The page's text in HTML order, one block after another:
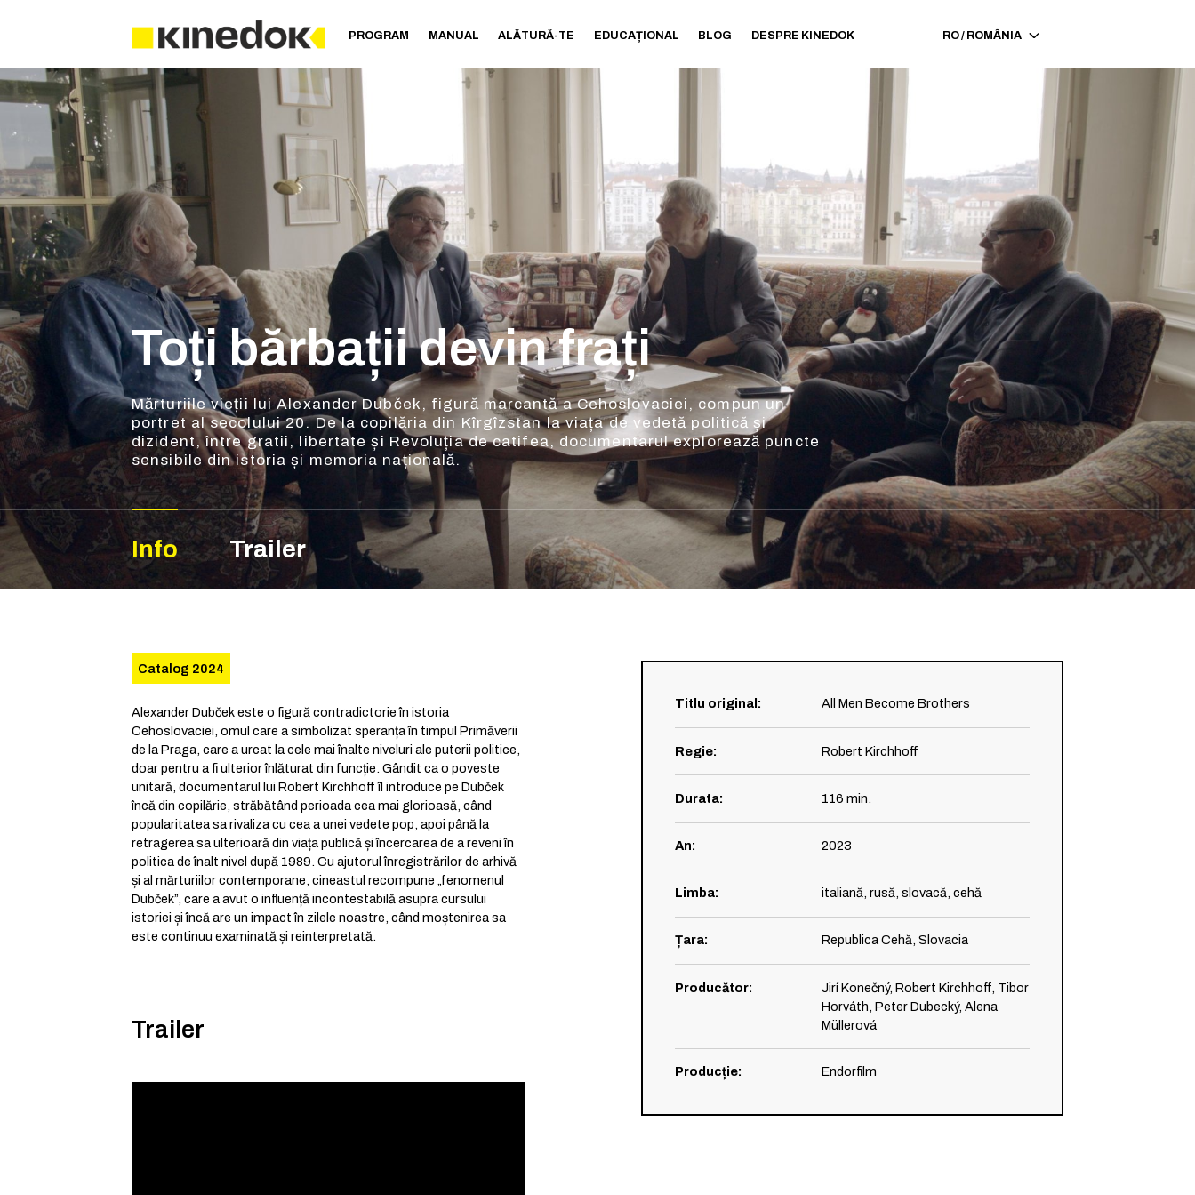
PROGRAM MANUAL ALĂTURĂ-TE EDUCAȚIONAL BLOG DESPRE KINEDOK RO/ ROMÂNIA
Toți bărbații devin frați
Mărturiile vieții lui Alexander Dubček, figură marcantă a Cehoslovaciei, compun un
portret al secolului 20. De la copilăria din Kîrgîzstan la viața de vedetă politică și
dizident, între gratii, libertate și Revoluția de catifea, documentarul explorează puncte
sensibile din istoria și memoria națională.
Info Trailer
Catalog 2024
Alexander Dubček este o figură contradictorie în istoria
Cehoslovaciei, omul care a simbolizat speranța în timpul Primăverii
de la Praga, care a urcat la cele mai înalte niveluri ale puterii politice,
doar pentru a fi ulterior înlăturat din funcție. Gândit ca o poveste
unitară, documentarul lui Robert Kirchhoff îl introduce pe Dubček
încă din copilărie, străbătând perioada cea mai glorioasă, când
popularitatea sa rivaliza cu cea a unei vedete pop, apoi până la
retragerea sa ulterioară din viața publică și încercarea de a reveni în
politica de înalt nivel după 1989. Cu ajutorul înregistrărilor de arhivă
și al mărturiilor contemporane, cineastul recompune „fenomenul
Dubček”, care a avut o influență incontestabilă asupra cursului
istoriei și încă are un impact în zilele noastre, când moștenirea sa
este continuu examinată și reinterpretată.
Trailer
Titlu original : All Men Become Brothers
Regie: Robert Kirchhoff
Durata: 116 min.
An: 2023
Limba: italiană, rusă, slovacă, cehă
Țara: Republica Cehă, Slovacia
Producător:
Jirí Konečný, Robert Kirchhoff, Tibor
Horváth, Peter Dubecký, Alena
Müllerová
Producție: Endorfilm